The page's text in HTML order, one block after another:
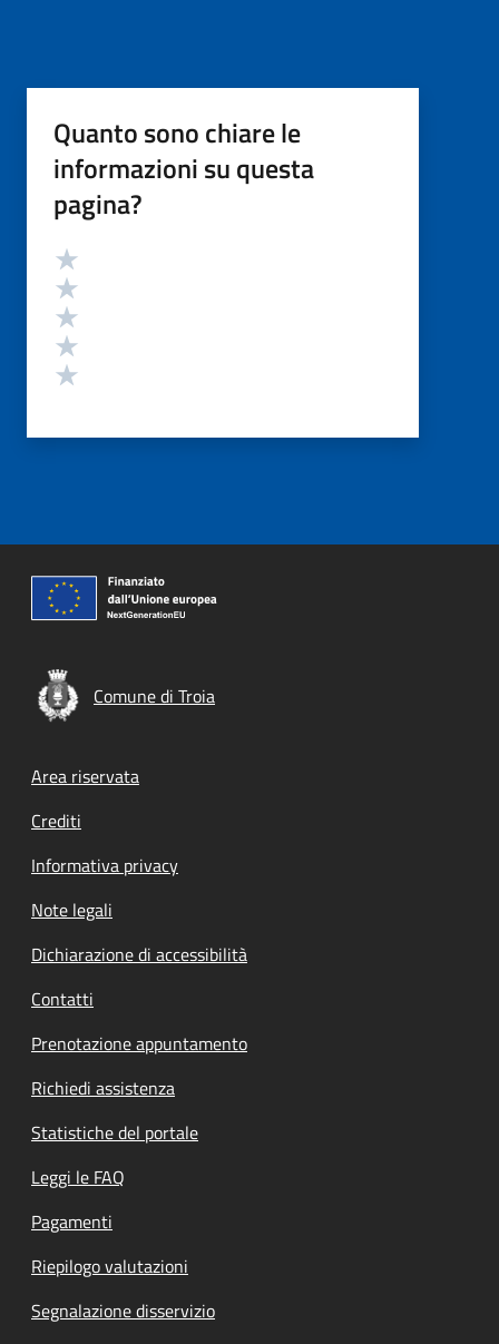
Quanto sono chiare le
informazioni su questa
pagina?
Valutazione
Comune di Troia
Footer menu
Area riservata
Crediti
Informativa privacy
Note legali
Dichiarazione di accessibilità
Contatti
Prenotazione appuntamento
Richiedi assistenza
Statistiche del portale
Leggi le FAQ
Pagamenti
Riepilogo valutazioni
Segnalazione disservizio